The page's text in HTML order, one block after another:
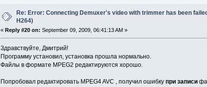
Re: Error: Connecting Demuxer's video with trimmer has been
H264)
« Reply #20 on: September 09, 2009, 06:41:13 AM »
Здравствуйте, Дмитрий!
Программу установил, установка прошла нормально.
Файлы в формате MPEG2 редактируются хорошо.
Попробовал редактировать MPEG4 AVC , получил ошибку при записи